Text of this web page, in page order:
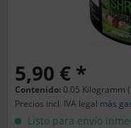
5,90 € *
Contenido: 0.05 Kilogramm
Precios incl. IVA legal más
Listo para envío